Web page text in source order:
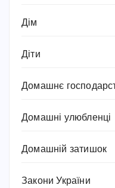
Дім
Діти
Домашнє
Домашні улюбленці
Домашній затишок
Закони України